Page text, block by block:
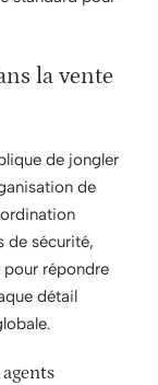
la vente
de jongler
de
de sécurité,
pour répondre
détail